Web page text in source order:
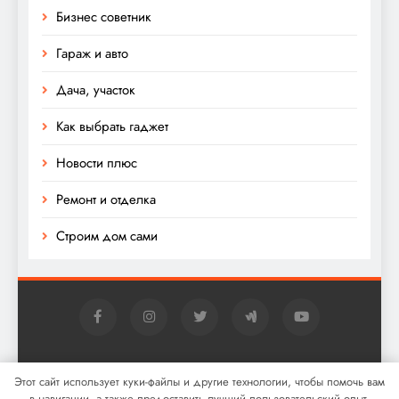
Бизнес советник
Гараж и авто
Дача, участок
Как выбрать гаджет
Новости плюс
Ремонт и отделка
Строим дом сами
Digital Newspaper - многофункциональная тема
WordPress для новостей 2026. Powered By
BlazeThemes
Этот сайт использует куки-файлы и другие технологии, чтобы помочь вам